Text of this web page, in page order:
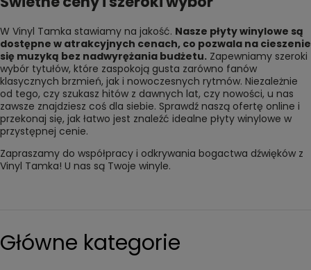
W Vinyl Tamka stawiamy na jakość. Nasze płyty winylowe są
dostępne w atrakcyjnych cenach, co pozwala na cieszenie
się muzyką bez nadwyrężania budżetu. Zapewniamy szeroki
wybór tytułów, które zaspokoją gusta zarówno fanów
klasycznych brzmień, jak i nowoczesnych rytmów. Niezależnie
od tego, czy szukasz hitów z dawnych lat, czy nowości, u nas
zawsze znajdziesz coś dla siebie. Sprawdź naszą ofertę online i
przekonaj się, jak łatwo jest znaleźć idealne płyty winylowe w
przystępnej cenie.
Zapraszamy do współpracy i odkrywania bogactwa dźwięków z
Vinyl Tamka! U nas są Twoje winyle.
Główne kategorie